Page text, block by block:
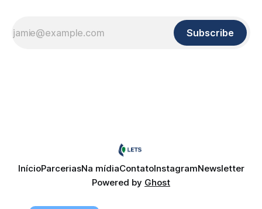
Subscribe
InícioParceriasNa mídiaContatoInstagramNewsletter
Powered by Ghost